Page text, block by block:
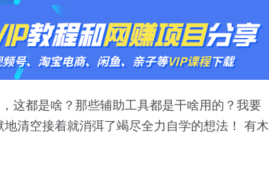
这都是啥？那些辅助工具都是干啥用的？我要
清空接着就消弭了竭尽全力自学的想法！ 有木